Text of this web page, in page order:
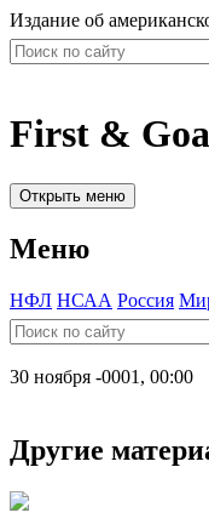
Издание об
First &
Открыть меню
Меню
НФЛ НСАА Россия
30 ноября -0001, 00:00
Другие